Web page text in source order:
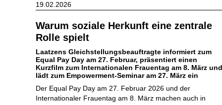
Warum soziale Herkunft eine zentrale
Rolle spielt
Laatzens Gleichstellungsbeauftragte informiert zum
Equal Pay Day am 27. Februar, präsentiert einen
Kurzfilm zum Internationalen Frauentag am 8. März und
lädt zum Empowerment-Seminar am 27. März ein
Der Equal Pay Day am 27. Februar 2026 und der
Internationaler Frauentag am 8. März machen auch in
19.02.2026